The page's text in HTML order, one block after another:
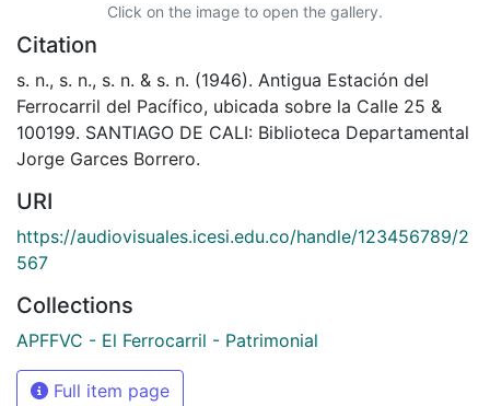
Click on the image to open the gallery.
Citation
s. n., s. n., s. n. & s. n. (1946). Antigua Estación del
Ferrocarril del Pacífico, ubicada sobre la Calle 25 &
100199. SANTIAGO DE CALI: Biblioteca Departamental
Jorge Garces Borrero.
URI
https://audiovisuales.icesi.edu.co/handle/123456789/2
567
Collections
APFFVC - El Ferrocarril - Patrimonial
Full item page